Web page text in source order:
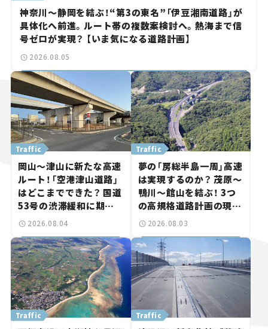
神奈川～静岡を結ぶ！“第3の東名”「伊豆湘南道路」が
具体化へ前進。ルート帯の複数案検討へ。熱海まで信
号ゼロが実現？ 【いま気になる道路計画】
2026.08.05
Traffic
岡山～津山に新たな高速
ルート！「空港津山道路」
はどこまでできた？ 国道
53号の渋滞緩和に期待。
岡山市側でも動きが【い
2026.08.04
Traffic
夢の「房総半島一周」高速
は実現するのか？ 茂原～
鴨川～館山を結ぶ！ 3つ
の高規格道路計画の現
状。「館山鴨川道路」で検
路計画】
2026.08.03
Traffic Traffic